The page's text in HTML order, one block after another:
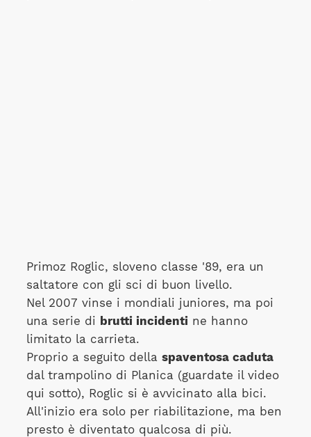
Primoz Roglic, sloveno classe '89, era un
saltatore con gli sci di buon livello.
Nel 2007 vinse i mondiali juniores, ma poi
una serie di brutti incidentine hanno
limitato la carrieta.
Proprio a seguito della spaventosa caduta
dal trampolino di Planica (guardate il video
qui sotto), Roglic si è avvicinato alla bici.
All'inizio era solo per riabilitazione, ma ben
presto è diventato qualcosa di più.